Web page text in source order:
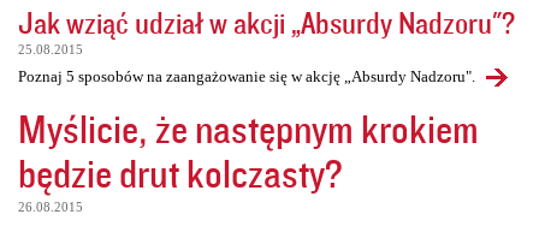
Jak wziąć udział w akcji „Absurdy Nadzoru"?
25.08.2015
Poznaj 5 sposobów na zaangażowanie się w akcję „Absurdy Nadzoru".
Myślicie, że następnym krokiem
będzie drut kolczasty?
26.08.2015